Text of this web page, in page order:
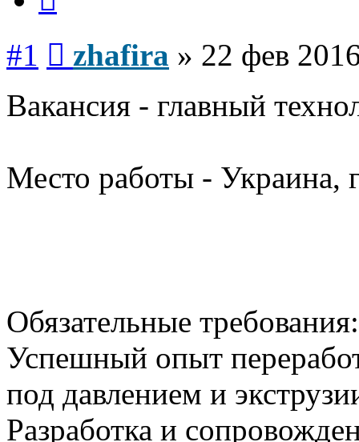
#1 zhafira » 22 фев
Вакансия - главный
Место работы - Украина,
Обязательные требования:
Успешный опыт
под давлением и
Разработка и